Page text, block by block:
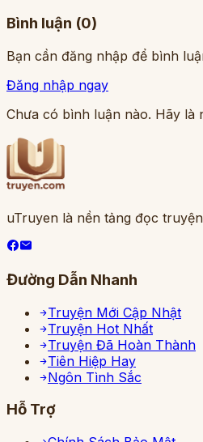
Bình luận (0)
Bạn cần đăng nhập để bình
Đăng nhập ngay
Chưa có bình luận nào. Hãy là
uTruyen là nền tảng đọc
Đường Dẫn Nhanh
Truyện Mới Cập Nhật
Truyện Hot Nhất
Truyện Đã Hoàn Thành
Tiên Hiệp Hay
Ngôn Tình Sắc
Hỗ Trợ